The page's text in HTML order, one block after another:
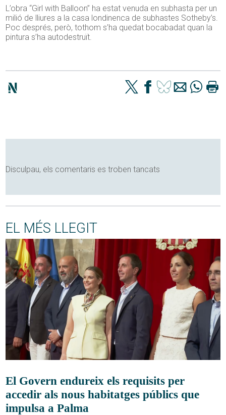
L’obra “Girl with Balloon” ha estat venuda en subhasta per un
milió de lliures a la casa londinenca de subhastes Sotheby’s.
Poc després, però, tothom s’ha quedat bocabadat quan la
pintura s’ha autodestruït.
Disculpau, els comentaris es troben tancats
EL MÉS LLEGIT
El Govern endureix els requisits per
accedir als nous habitatges públics que
impulsa a Palma